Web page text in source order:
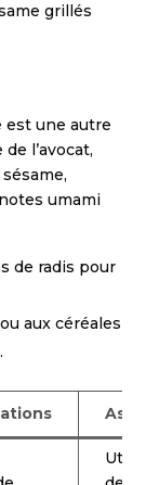
grillés
est une autre
l’avocat,
umami
de radis pour
aux céréales